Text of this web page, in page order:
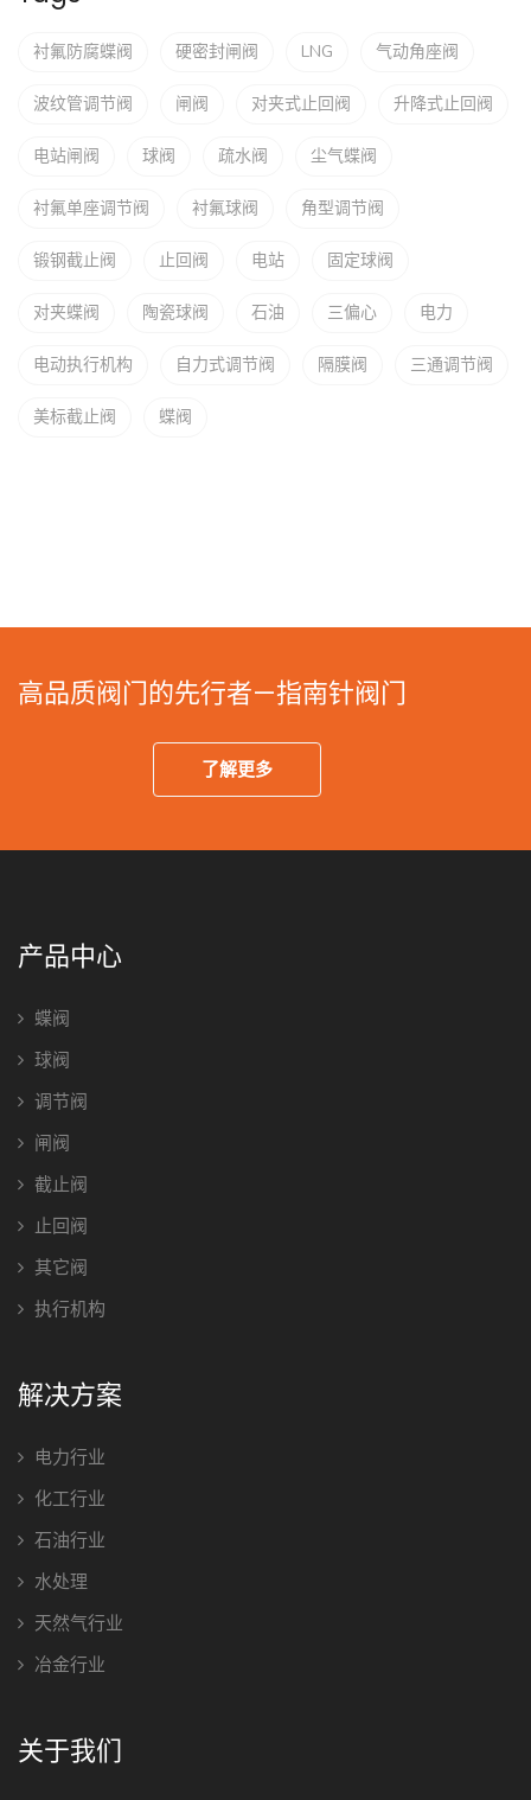
衬氟防腐蝶阀 硬密封闸阀 LNG 气动角座阀
波纹管调节阀 闸阀 对夹式止回阀 升降式止回阀
电站闸阀 球阀 疏水阀 尘气蝶阀
衬氟单座调节阀 衬氟球阀 角型调节阀
锻钢截止阀 止回阀 电站 固定球阀
对夹蝶阀 陶瓷球阀 石油 三偏心 电力
电动执行机构 自力式调节阀 隔膜阀 三通调节阀
美标截止阀 蝶阀
高品质阀门的先行者—指南针阀门
了解更多
产品中心
蝶阀
球阀
调节阀
闸阀
截止阀
止回阀
其它阀
执行机构
解决方案
电力行业
化工行业
石油行业
水处理
天然气行业
冶金行业
关于我们